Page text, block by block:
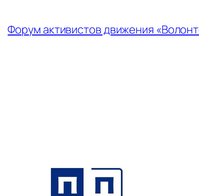
Форум активистов движения